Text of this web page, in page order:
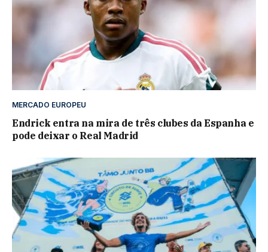
MERCADO EUROPEU
Endrick entra na mira de três clubes da Espanha e
pode deixar o Real Madrid